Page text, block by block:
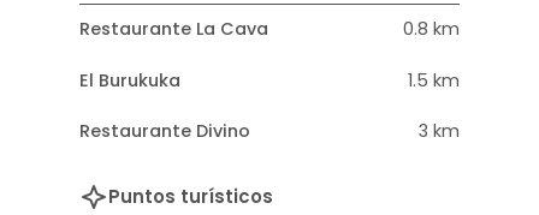
Restaurante La Cava 0.8 km
El Burukuka 1.5 km
Restaurante Divino 3 km
Puntos turísticos